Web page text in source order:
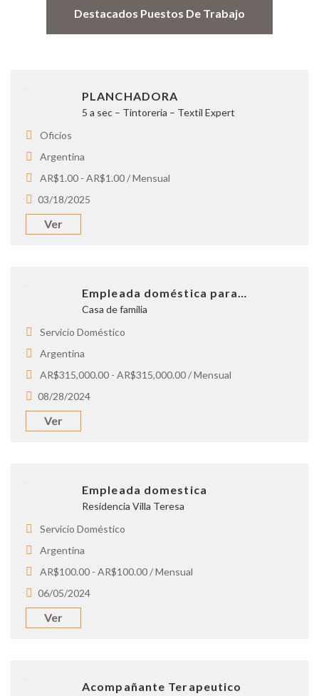
Destacados Puestos De Trabajo
PLANCHADORA
5 a sec – Tintoreria – Textil Expert
Oficios
Argentina
AR$1.00 - AR$1.00 / Mensual
03/18/2025
Ver
Empleada doméstica para…
Casa de familia
Servicio Doméstico
Argentina
AR$315,000.00 - AR$315,000.00 / Mensual
08/28/2024
Ver
Empleada domestica
Residencia Villa Teresa
Servicio Doméstico
Argentina
AR$100.00 - AR$100.00 / Mensual
06/05/2024
Ver
Acompañante Terapeutico